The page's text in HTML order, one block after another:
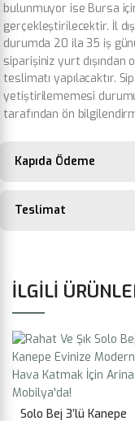
bulunmuyor ise Bursa
gerçekleştirilecektir. İl
durumda 20 ila 35 iş
siparişiniz yurt
teslimatı yapılacaktır.
yetiştirilememesi
tarafından ön
Kapıda Ödeme
Teslimat
İLGILI
Solo Bej 3’lü Kanepe